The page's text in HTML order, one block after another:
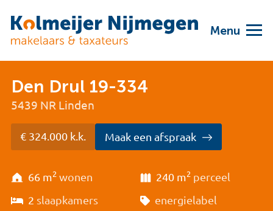
Menu
Den Drul 19-334
5439 NR Linden
€ 324.000 k.k. Maak een afspraak
66 m2 wonen 240 m2 perceel
2 slaapkamers energielabel